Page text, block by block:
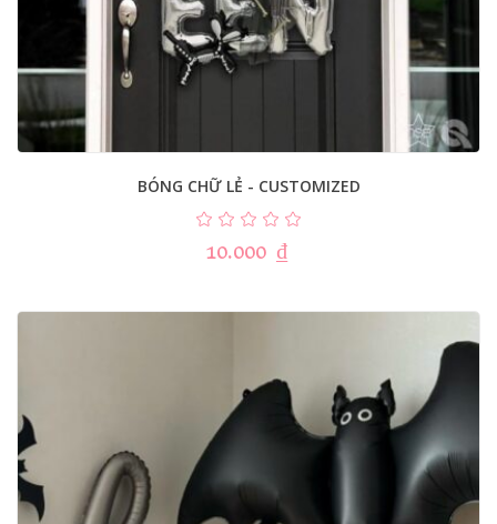
BÓNG CHỮ LẺ - CUSTOMIZED
10.000 ₫